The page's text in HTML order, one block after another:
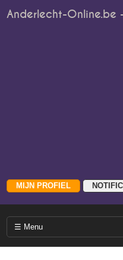
Anderlecht-Online.be